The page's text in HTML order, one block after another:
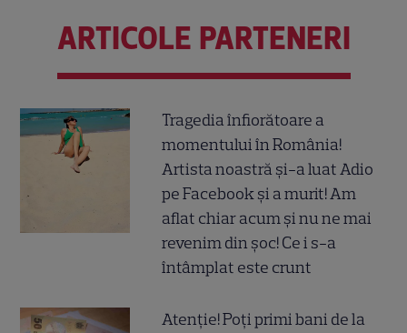
ARTICOLE PARTENERI
Tragedia înfiorătoare a
momentului în România!
Artista noastră și-a luat Adio
pe Facebook și a murit! Am
aflat chiar acum și nu ne mai
revenim din șoc! Ce i s-a
întâmplat este crunt
Atenție! Poți primi bani de la